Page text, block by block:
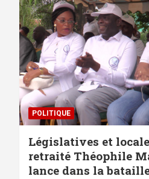
POLITIQUE
Législatives et
retraité Théophile
lance dans la